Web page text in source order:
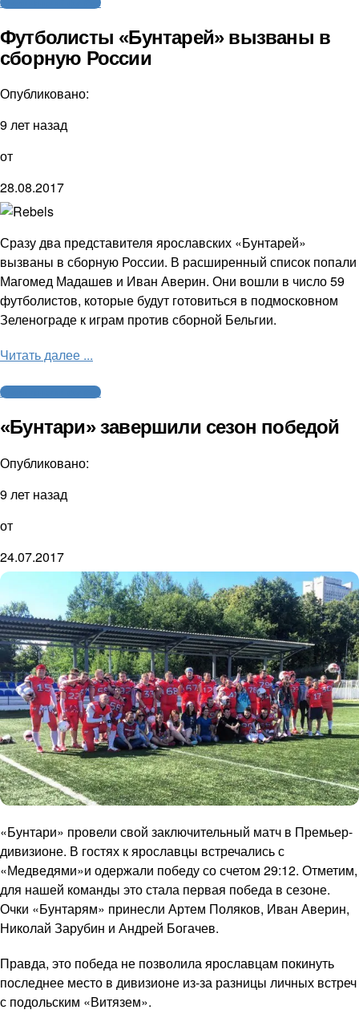
Футболисты «Бунтарей» вызваны в
сборную России
Опубликовано:
9 лет назад
от
28.08.2017
Сразу два представителя ярославских «Бунтарей»
вызваны в сборную России. В расширенный список попали
Магомед Мадашев и Иван Аверин. Они вошли в число 59
футболистов, которые будут готовиться в подмосковном
Зеленограде к играм против сборной Бельгии.
Читать далее ...
Американский футбол
«Бунтари» завершили сезон победой
Опубликовано:
9 лет назад
от
24.07.2017
«Бунтари» провели свой заключительный матч в Премьер-
дивизионе. В гостях к ярославцы встречались с
«Медведями»и одержали победу со счетом 29:12. Отметим,
для нашей команды это стала первая победа в сезоне.
Очки «Бунтарям» принесли Артем Поляков, Иван Аверин,
Николай Зарубин и Андрей Богачев.
Правда, это победа не позволила ярославцам покинуть
последнее место в дивизионе из-за разницы личных встреч
с подольским «Витязем».